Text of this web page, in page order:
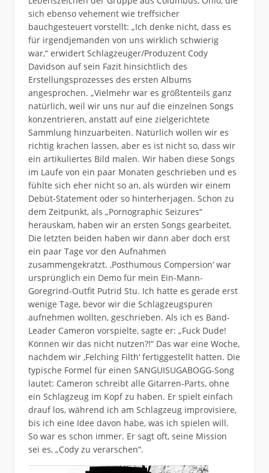
sich ebenso vehement wie treffsicher
bauchgesteuert vorstellt: „Ich denke nicht, dass es
für irgendjemanden von uns wirklich schwierig
war,“ erwidert Schlagzeuger/Produzent Cody
Davidson auf sein Fazit hinsichtlich des
Erstellungsprozesses des ersten Albums
angesprochen. „Vielmehr war es größtenteils ganz
natürlich, weil wir uns nur auf die einzelnen Songs
konzentrieren, anstatt auf eine zielgerichtete
Sammlung hinzuarbeiten. Natürlich wollen wir es
richtig krachen lassen, aber es ist nicht so, dass wir
ein artikuliertes Bild malen. Wir haben diese Songs
im Laufe von ein paar Monaten geschrieben und es
fühlte sich eher nicht so an, als würden wir einem
Debüt-Statement oder so hinterherjagen. Schon zu
dem Zeitpunkt, als „Pornographic Seizures“
herauskam, haben wir an ersten Songs gearbeitet.
Die letzten beiden haben wir dann aber doch erst
ein paar Tage vor den Aufnahmen
zusammengekratzt. ‚Posthumous Compersion‘ war
ursprünglich ein Demo für mein Ein-Mann-
Goregrind-Outfit Putrid Stu. Ich hatte es gerade erst
wenige Tage, bevor wir die Schlagzeugspuren
aufnehmen wollten, geschrieben. Als ich es Band-
Leader Cameron vorspielte, sagte er: „Fuck Dude!
Können wir das nicht nutzen?!“ Das war eine Woche,
nachdem wir ,Felching Filth‘ fertiggestellt hatten. Die
typische Formel für einen SANGUISUGABOGG-Song
lautet: Cameron schreibt alle Gitarren-Parts, ohne
ein Schlagzeug im Kopf zu haben. Er spielt einfach
drauf los, während ich am Schlagzeug improvisiere,
bis ich eine Idee davon habe, was ich spielen will.
So war es schon immer. Er sagt oft, seine Mission
sei es, „Cody zu verarschen“.